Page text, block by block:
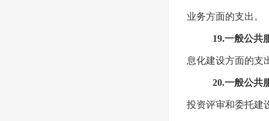
业务方面的支出。
19.一般公共
息化建设方面的支
20.一般公共
投资评审和委托建